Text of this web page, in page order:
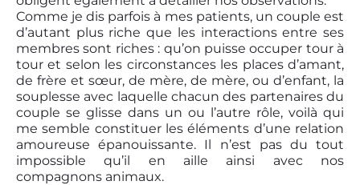
Comme je dis parfois à mes patients, un couple est
d’autant plus riche que les interactions entre ses
membres sont riches : qu’on puisse occuper tour à
tour et selon les circonstances les places d’amant,
de frère et sœur, de mère, de mère, ou d’enfant, la
souplesse avec laquelle chacun des partenaires du
couple se glisse dans un ou l’autre rôle, voilà qui
me semble constituer les éléments d’une relation
amoureuse épanouissante. Il n’est pas du tout
impossible qu’il en aille ainsi avec nos
compagnons animaux.